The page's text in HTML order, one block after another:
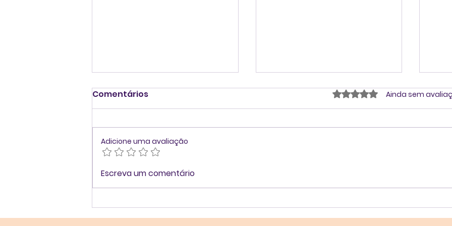
#8cast Dinâmicas
Humanas nas
como travessia para o
Comentários Avaliado com 0 de 5
Ainda sem
Adicione uma avaliação
Escreva um comentário